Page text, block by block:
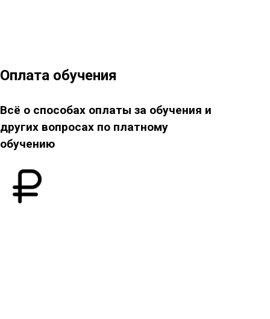
Оплата обучения
Всё о способах оплаты за обучения и
других вопросах по платному
обучению